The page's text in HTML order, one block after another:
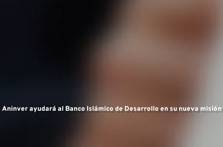
Aninver ayudará al Banco Islámico de Desarrollo en su nueva misión